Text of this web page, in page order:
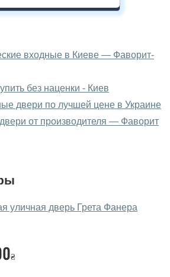
двери вживую?
металлические двери в нашем
магазине.
магазин?
межкомнатных и входных
двери?
покупателей по телефону,
онлайн чат или непосредственно
двери
входные в Киеве — Фаворит-
без наценки - Киев
двери по лучшей цене в Украине
от производителя — Фаворит
уличная дверь Грета Фанера
₴